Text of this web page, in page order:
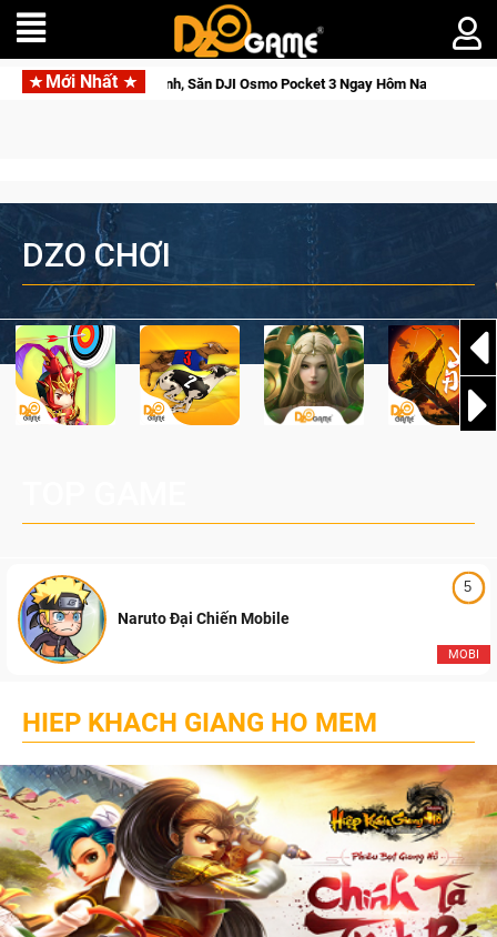
Mới Nhất
Săn DJI Osmo Pocket 3 Ngay Hôm Nay Medal Hunter:
DZO CHƠI
5
MOBI
Naruto Đại Chiến Mobile
HIEP KHACH GIANG HO MEM